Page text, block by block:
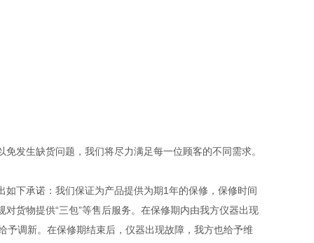
发生缺货问题，我们将尽力满足每一位顾客的不同需求。
下承诺：我们保证为产品提供为期1年的保修，保修时间
货物提供“三包”等售后服务。在保修期内由我方仪器出现
调新。在保修期结束后，仪器出现故障，我方也给予维